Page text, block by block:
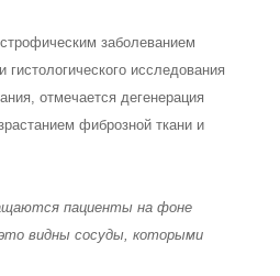
заболеванием
исследования
отмечается дегенерация
фиброзной ткани и
пациенты на фоне
видны сосуды, которыми